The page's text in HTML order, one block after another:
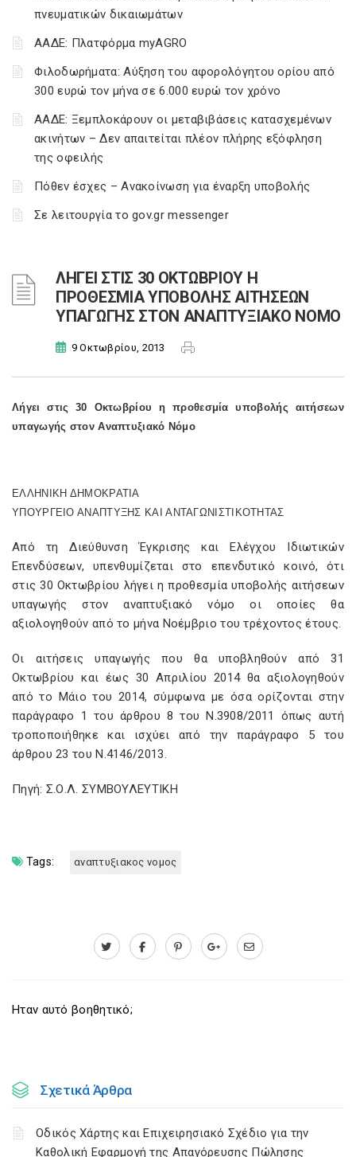
πνευματικών δικαιωμάτων
ΑΑΔΕ: Πλατφόρμα myAGRO
Φιλοδωρήματα: Αύξηση του αφορολόγητου ορίου από
300 ευρώ τον μήνα σε 6.000 ευρώ τον χρόνο
ΑΑΔΕ: Ξεμπλοκάρουν οι μεταβιβάσεις κατασχεμένων
ακινήτων – Δεν απαιτείται πλέον πλήρης εξόφληση
της οφειλής
Πόθεν έσχες – Ανακοίνωση για έναρξη υποβολής
Σε λειτουργία το gov.gr messenger
ΛΗΓΕΙ ΣΤΙΣ 30 ΟΚΤΩΒΡΙΟΥ Η
ΠΡΟΘΕΣΜΙΑ ΥΠΟΒΟΛΗΣ ΑΙΤΗΣΕΩΝ
ΥΠΑΓΩΓΗΣ ΣΤΟΝ ΑΝΑΠΤΥΞΙΑΚΟ ΝΟΜΟ
9 Οκτωβρίου, 2013
Λήγει στις 30 Οκτωβρίου η προθεσμία υποβολής αιτήσεων
υπαγωγής στον Αναπτυξιακό Νόμο
ΕΛΛΗΝΙΚΗ ΔΗΜΟΚΡΑΤΙΑ
ΥΠΟΥΡΓΕΙΟ ΑΝΑΠΤΥΞΗΣ ΚΑΙ ΑΝΤΑΓΩΝΙΣΤΙΚΟΤΗΤΑΣ
Από τη Διεύθυνση Έγκρισης και Ελέγχου Ιδιωτικών
Επενδύσεων, υπενθυμίζεται στο επενδυτικό κοινό, ότι
στις 30 Οκτωβρίου λήγει η προθεσμία υποβολής αιτήσεων
υπαγωγής στον αναπτυξιακό νόμο οι οποίες θα
αξιολογηθούν από το μήνα Νοέμβριο του τρέχοντος έτους.
Οι αιτήσεις υπαγωγής που θα υποβληθούν από 31
Οκτωβρίου και έως 30 Απριλίου 2014 θα αξιολογηθούν
από το Μάιο του 2014, σύμφωνα με όσα ορίζονται στην
παράγραφο 1 του άρθρου 8 του Ν.3908/2011 όπως αυτή
τροποποιήθηκε και ισχύει από την παράγραφο 5 του
άρθρου 23 του Ν.4146/2013.
Πηγή: Σ.Ο.Λ. ΣΥΜΒΟΥΛΕΥΤΙΚΗ
Tags: αναπτυξιακος νομος
Ηταν αυτό βοηθητικό;
Σχετικά Άρθρα
Οδικός Χάρτης και Επιχειρησιακό Σχέδιο για την
Καθολική Εφαρμογή της Απαγόρευσης Πώλησης